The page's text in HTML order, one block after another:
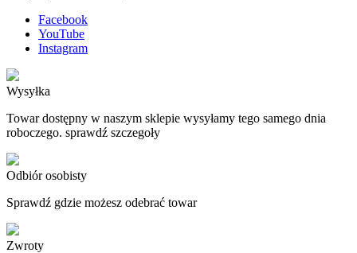
Facebook
YouTube
Instagram
Wysyłka
Towar dostępny w naszym sklepie wysyłamy tego samego dnia
roboczego. sprawdź szczegoły
Odbiór osobisty
Sprawdź gdzie możesz odebrać towar
Zwroty